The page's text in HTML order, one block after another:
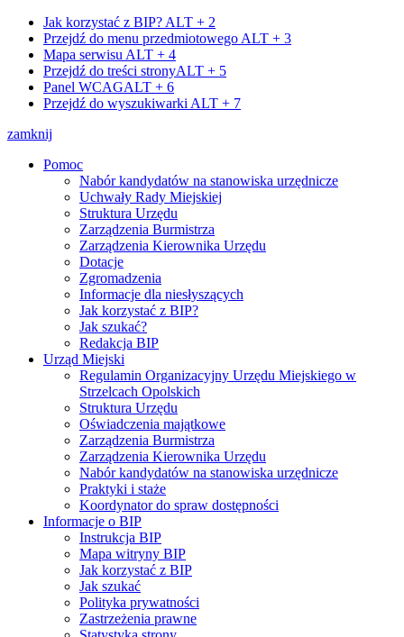
Jak korzystać z BIP? ALT + 2
Przejdź do menu przedmiotowego ALT + 3
Mapa serwisu ALT + 4
Przejdź do treści stronyALT + 5
Panel WCAGALT + 6
Przejdź do wyszukiwarki ALT + 7
zamknij
Pomoc
Nabór kandydatów na stanowiska urzędnicze
Uchwały Rady Miejskiej
Struktura Urzędu
Zarządzenia Burmistrza
Zarządzenia Kierownika Urzędu
Dotacje
Zgromadzenia
Informacje dla niesłyszących
Jak korzystać z BIP?
Jak szukać?
Redakcja BIP
Urząd Miejski
Regulamin Organizacyjny Urzędu Miejskiego w
Strzelcach Opolskich
Struktura Urzędu
Oświadczenia majątkowe
Zarządzenia Burmistrza
Zarządzenia Kierownika Urzędu
Nabór kandydatów na stanowiska urzędnicze
Praktyki i staże
Koordynator do spraw dostępności
Informacje o BIP
Instrukcja BIP
Mapa witryny BIP
Jak korzystać z BIP
Jak szukać
Polityka prywatności
Zastrzeżenia prawne